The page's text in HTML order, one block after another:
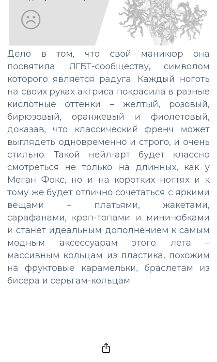
Дело в том, что свой маникюр она
посвятила ЛГБТ-сообществу, символом
которого является радуга. Каждый ноготь
на своих руках актриса покрасила в разные
кислотные оттенки – желтый, розовый,
бирюзовый, оранжевый и фиолетовый,
доказав, что классический френч может
выглядеть одновременно и строго, и очень
стильно. Такой нейл-арт будет классно
смотреться не только на длинных, как у
Меган Фокс, но и на коротких ногтях и к
тому же будет отлично сочетаться с яркими
вещами – платьями, жакетами,
сарафанами, кроп-топами и мини-юбками
и станет идеальным дополнением к самым
модным аксессуарам этого лета –
массивным кольцам из пластика, похожим
на фруктовые карамельки, браслетам из
бисера и серьгам-кольцам.